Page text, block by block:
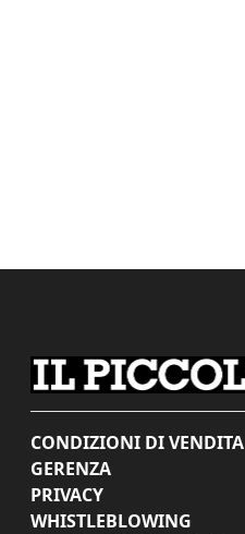
CONDIZIONI DI VENDITA
GERENZA
PRIVACY
WHISTLEBLOWING